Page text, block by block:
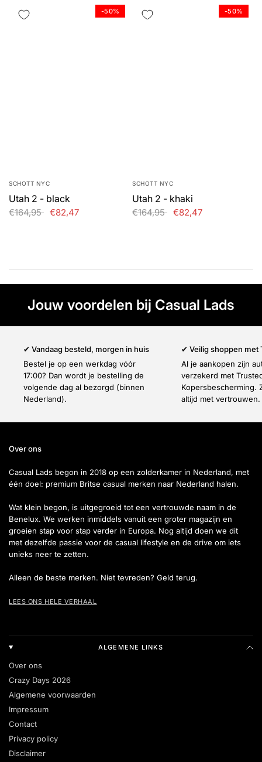
-50%
SCHOTT NYC
Utah 2 - black
€164,95 €82,47
-50%
SCHOTT NYC
Utah 2 - khaki
€164,95 €82,47
Jouw voordelen bij Casual Lads
✔ Vandaag besteld, morgen in huis
Bestel je op een werkdag vóór
17:00? Dan wordt je bestelling de
volgende dag al bezorgd (binnen
Nederland).
✔ Veilig shoppen met
Al je aankopen zijn
verzekerd met
Kopersbescherming.
altijd met vertrouwen.
Over ons
Casual Lads begon in 2018 op een zolderkamer in Nederland, met
één doel: premium Britse casual merken naar Nederland halen.
Wat klein begon, is uitgegroeid tot een vertrouwde naam in de
Benelux. We werken inmiddels vanuit een groter magazijn en
groeien stap voor stap verder in Europa. Nog altijd doen we dit
met dezelfde passie voor de casual lifestyle en de drive om iets
unieks neer te zetten.
Alleen de beste merken. Niet tevreden? Geld terug.
LEES ONS HELE VERHAAL
ALGEMENE LINKS
Over ons
Crazy Days 2026
Algemene voorwaarden
Impressum
Contact
Privacy policy
Disclaimer